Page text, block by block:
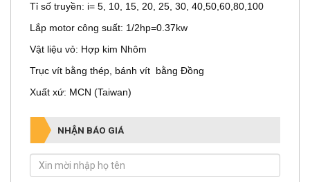
Tỉ số truyền: i= 5, 10, 15, 20, 25, 30, 40,50,60,80,100
Lắp motor công suất: 1/2hp=0.37kw
Vật liệu vỏ: Hợp kim Nhôm
Trục vít bằng thép, bánh vít bằng Đồng
Xuất xứ: MCN (Taiwan)
NHẬN BÁO GIÁ